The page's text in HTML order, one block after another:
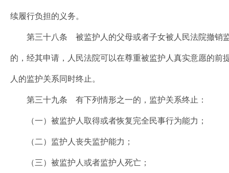
续履行负担的义务。
第三十八条 被监护人的父母或者子女被人民法院撤销监
的，经其申请，人民法院可以在尊重被监护人真实意愿的
人的监护关系同时终止。
第三十九条 有下列情形之一的，监护关系终止：
（一）被监护人取得或者恢复完全民事行为能力；
（二）监护人丧失监护能力；
（三）被监护人或者监护人死亡；